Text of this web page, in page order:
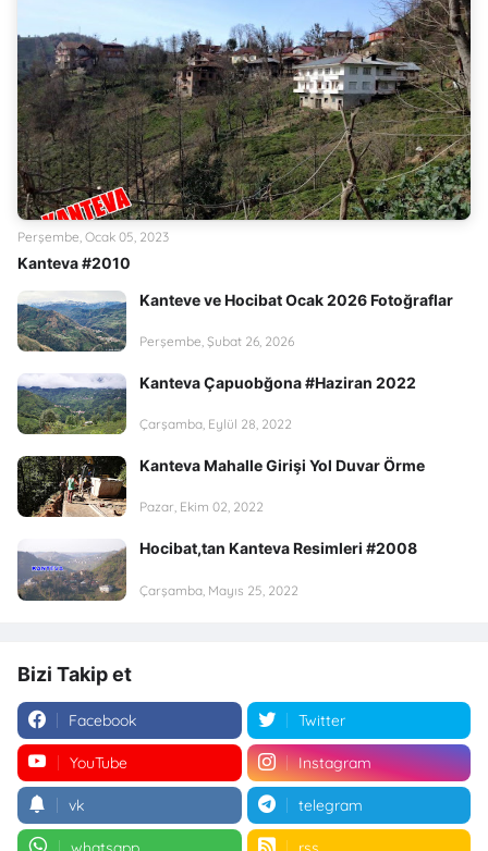
Kanteva #2010
Perşembe, Ocak 05, 2023
Kanteve ve Hocibat Ocak 2026 Fotoğraflar
Perşembe, Şubat 26, 2026
Kanteva Çapuobğona #Haziran 2022
Çarşamba, Eylül 28, 2022
Kanteva Mahalle Girişi Yol Duvar Örme
Pazar, Ekim 02, 2022
Hocibat,tan Kanteva Resimleri #2008
Çarşamba, Mayıs 25, 2022
Bizi Takip et
Facebook Twitter
YouTube Instagram
vk telegram